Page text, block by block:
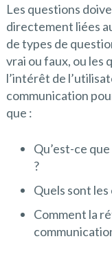
Les questions
directement liées
de types de
vrai ou faux, ou les
l’intérêt de
communication
que :
Qu’est-ce
?
Quels sont
Comment la